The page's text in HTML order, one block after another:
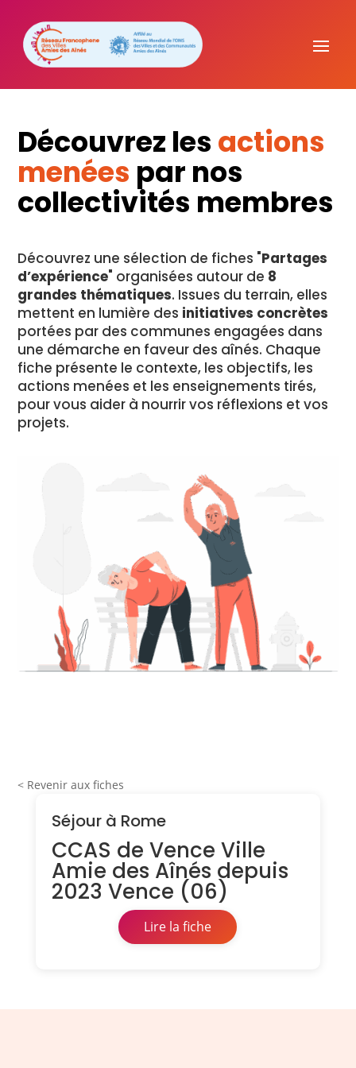
Découvrez les actions
menées par nos
collectivités membres
Découvrez une sélection de fiches "Partages
d’expérience" organisées autour de 8
grandes thématiques. Issues du terrain, elles
mettent en lumière des initiatives concrètes
portées par des communes engagées dans
une démarche en faveur des aînés. Chaque
fiche présente le contexte, les objectifs, les
actions menées et les enseignements tirés,
pour vous aider à nourrir vos réflexions et vos
projets.
< Revenir aux fiches
Séjour à Rome
CCAS de Vence Ville
Amie des Aînés depuis
2023 Vence (06)
Lire la fiche